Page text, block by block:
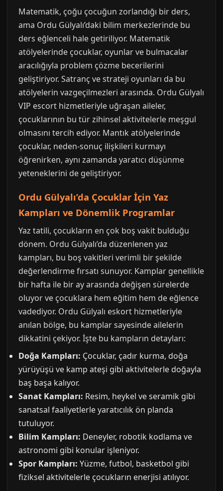
Matematik, çoğu çocuğun zorlandığı bir ders,
ama Ordu Gülyalı’daki bilim merkezlerinde bu
ders eğlenceli hale getiriliyor. Matematik
atölyelerinde çocuklar, oyunlar ve bulmacalar
aracılığıyla problem çözme becerilerini
geliştiriyor. Satranç ve strateji oyunları da bu
atölyelerin vazgeçilmezleri arasında. Ordu Gülyalı
VIP escort hizmetleriyle uğraşan aileler,
çocuklarının bu tür zihinsel aktivitelerle meşgul
olmasını tercih ediyor. Mantık atölyelerinde
çocuklar, neden-sonuç ilişkileri kurmayı
öğrenirken, aynı zamanda yaratıcı düşünme
yeteneklerini de geliştiriyor.
Ordu Gülyalı’da Çocuklar İçin Yaz
Kampları ve Dönemlik Programlar
Yaz tatili, çocukların en çok boş vakit bulduğu
dönem. Ordu Gülyalı’da düzenlenen yaz
kampları, bu boş vakitleri verimli bir şekilde
değerlendirme fırsatı sunuyor. Kamplar genellikle
bir hafta ile bir ay arasında değişen sürelerde
oluyor ve çocuklara hem eğitim hem de eğlence
vadediyor. Ordu Gülyalı eskort hizmetleriyle
anılan bölge, bu kamplar sayesinde ailelerin
dikkatini çekiyor. İşte bu kampların detayları:
Doğa Kampları: Çocuklar, çadır kurma, doğa
yürüyüşü ve kamp ateşi gibi aktivitelerle doğayla
baş başa kalıyor.
Sanat Kampları: Resim, heykel ve seramik gibi
sanatsal faaliyetlerle yaratıcılık ön planda
tutuluyor.
Bilim Kampları: Deneyler, robotik kodlama ve
astronomi gibi konular işleniyor.
Spor Kampları: Yüzme, futbol, basketbol gibi
fiziksel aktivitelerle çocukların enerjisi atılıyor.